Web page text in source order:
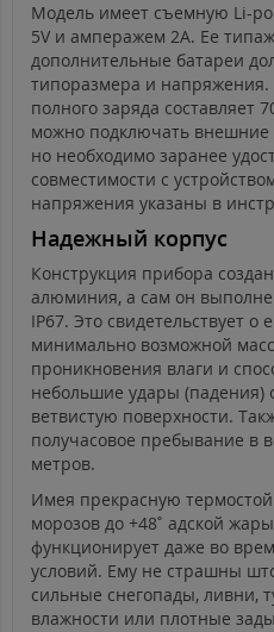
Модель имеет съемную Li-
5V и амперажем 2A. Ее
дополнительные батареи
типоразмера и напряжения.
полного заряда составляет
можно подключать внешние
но необходимо заранее
совместимости с
напряжения указаны в
Надежный корпус
Конструкция прибора
алюминия, а сам он
IP67. Это свидетельствует о
минимально возможной
проникновения влаги и
небольшие удары (падения)
ветвистую поверхности.
получасовое пребывание в
метров.
Имея прекрасную
морозов до +48˚ адской
функционирует даже во
условий. Ему не страшны
сильные снегопады, ливни,
влажности или плотные